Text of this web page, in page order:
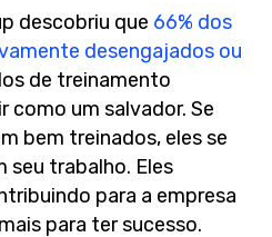
descobriu que 66% dos
desengajados ou
de treinamento
como um salvador. Se
bem treinados, eles se
seu trabalho. Eles
para a empresa
para ter sucesso.